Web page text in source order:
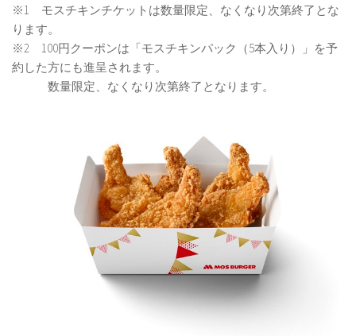
※1 モスチキンチケットは数量限定、なくなり次第終了とな
ります。
※2 100円クーポンは「モスチキンパック（5本入り）」を予
約した方にも進呈されます。
数量限定、なくなり次第終了となります。